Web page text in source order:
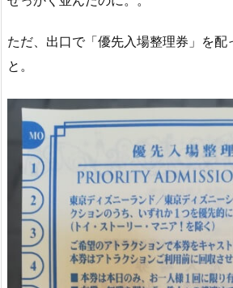
ただ、出口で「優先入場整理券」を配
と。